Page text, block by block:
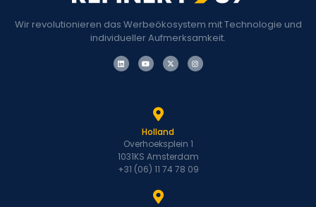
Wir revolutionieren das Werbeökosystem mit Technologie und
individueller Aufmerksamkeit.
Holland
Overhoeksplein 1
1031KS Amsterdam
+31 (06) 11 74 78 09